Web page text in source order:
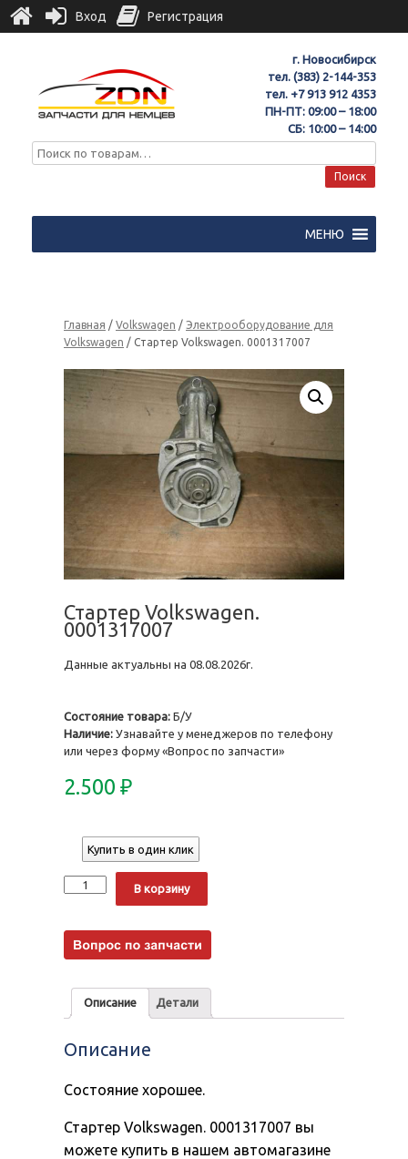
г. Новосибирск
тел. (383) 2-144-353
тел. +7 913 912 4353
ПН-ПТ: 09:00 – 18:00
СБ: 10:00 – 14:00
Поиск
МЕНЮ
Главная / Volkswagen / Электрооборудование для
Volkswagen / Стартер Volkswagen. 0001317007
Стартер Volkswagen.
0001317007
Данные актуальны на 08.08.2026г.
Состояние товара: Б/У
Наличие: Узнавайте у менеджеров по телефону
или через форму «Вопрос по запчасти»
2.500 ₽
Купить в один клик
Количество
В корзину
Описание Детали
Описание
Состояние хорошее.
Стартер Volkswagen. 0001317007 вы
можете купить в нашем автомагазине
Вход Регистрация